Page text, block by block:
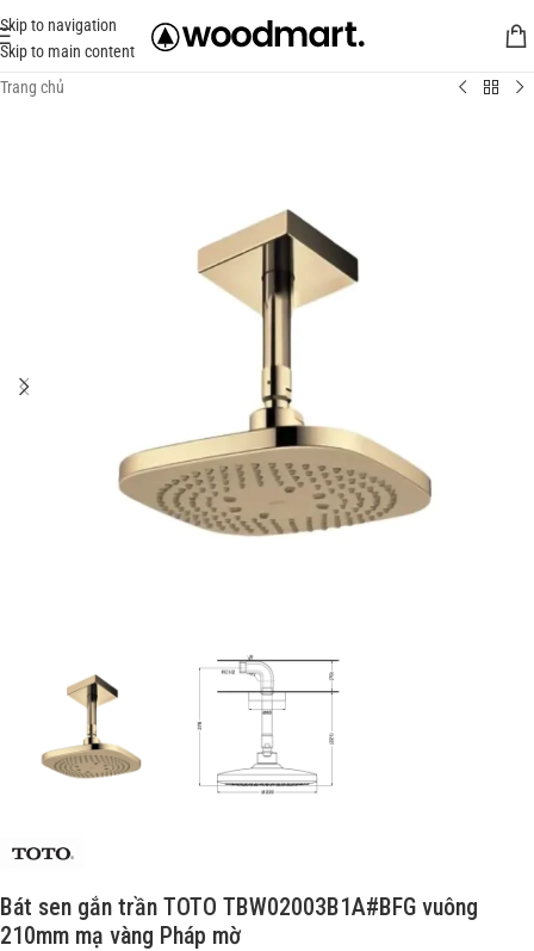
Skip to navigation
Skip to main content
Trang chủ
Bát sen gắn trần TOTO TBW02003B1A#BFG vuông
210mm mạ vàng Pháp mờ